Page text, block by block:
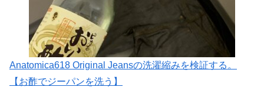
Anatomica618 Original Jeansの洗濯縮みを検証する。
【お酢でジーパンを洗う】